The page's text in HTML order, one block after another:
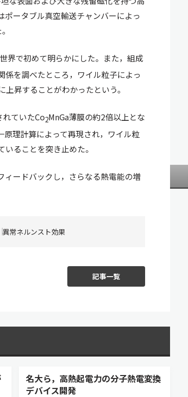
ータブル真空輸送チャンバーによっ
界で初めて明らかにした。また，組成
を調べたところ，ワイル粒子によっ
昇することがわかったという。
れていたCo2MnGa薄膜の約2倍以上とな
理計算によって再現され，ワイル粒
ることを突き止めた。
ードバックし，さらなる熱電能の増
異常ネルンスト効果
記事一覧
名大ら，高熱起電力の分子熱電変換
デバイス開発